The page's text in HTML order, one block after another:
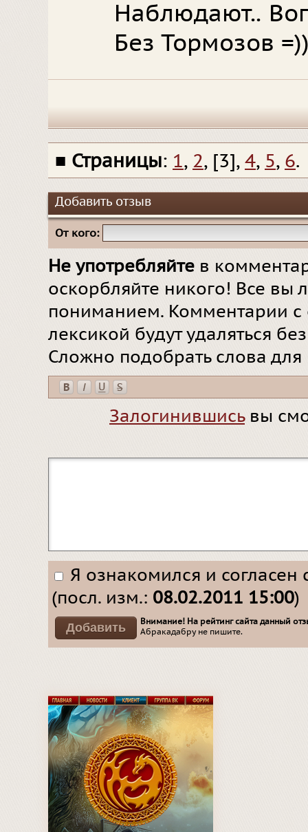
Наблюдают..
Без Тормозов
■ Страницы: 1, 2, [3], 4, 5, 6.
Добавить отзыв
От кого:
Не употребляйте в
оскорбляйте никого! Все вы
пониманием. Комментарии
лексикой будут удаляться
Сложно подобрать слова
Залогинившисьвы
Я ознакомился и согласен
(посл. изм.: 08.02.2011 15:00)
Внимание! На рейтинг сайта данный
Абракадабру не пишите.